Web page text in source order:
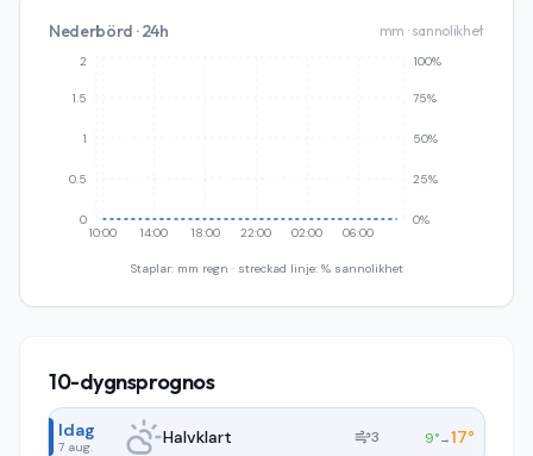
Nederbörd · 24h mm · sannolikhet
10:00 14:00 18:00 22:00 02:00 06:00
0
0.5
1
1.5
2
0%
25%
50%
75%
100%
Staplar: mm regn · streckad linje: % sannolikhet
10-dygnsprognos
Idag
7 aug. Halvklart 3 9°→17°